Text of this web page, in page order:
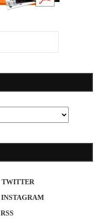
TWITTER
INSTAGRAM
RSS